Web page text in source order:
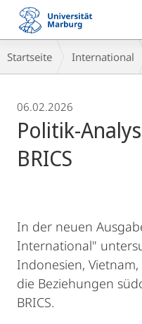
Mobile-
Navigation
Breadcrumb-
Navigation
Startseite International
06.02.2026
Politik-
BRICS
In der neuen
International"
Indonesien,
die Beziehungen
BRICS.